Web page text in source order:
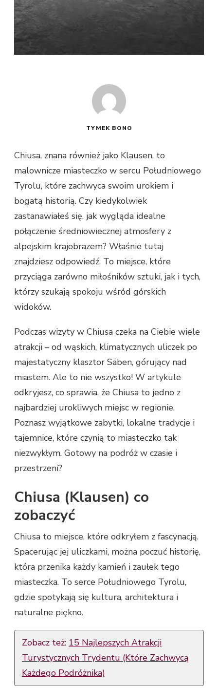
TYMEK BONO
Chiusa, znana również jako Klausen, to
malownicze miasteczko w sercu Południowego
Tyrolu, które zachwyca swoim urokiem i
bogatą historią. Czy kiedykolwiek
zastanawiałeś się, jak wygląda idealne
połączenie średniowiecznej atmosfery z
alpejskim krajobrazem? Właśnie tutaj
znajdziesz odpowiedź. To miejsce, które
przyciąga zarówno miłośników sztuki, jak i tych,
którzy szukają spokoju wśród górskich
widoków.
Podczas wizyty w Chiusa czeka na Ciebie wiele
atrakcji – od wąskich, klimatycznych uliczek po
majestatyczny klasztor Säben, górujący nad
miastem. Ale to nie wszystko! W artykule
odkryjesz, co sprawia, że Chiusa to jedno z
najbardziej urokliwych miejsc w regionie.
Poznasz wyjątkowe zabytki, lokalne tradycje i
tajemnice, które czynią to miasteczko tak
niezwykłym. Gotowy na podróż w czasie i
przestrzeni?
Chiusa (Klausen) co
zobaczyć
Chiusa to miejsce, które odkryłem z fascynacją.
Spacerując jej uliczkami, można poczuć historię,
która przenika każdy kamień i zaułek tego
miasteczka. To serce Południowego Tyrolu,
gdzie spotykają się kultura, architektura i
naturalne piękno.
Zobacz też: 15 Najlepszych Atrakcji
Turystycznych Trydentu (Które Zachwycą
Każdego Podróżnika)